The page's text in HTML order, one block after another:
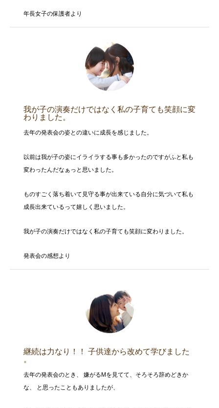
年長女子の保護者より
我が子の演奏だけではなく私の子育ても笑顔に変
わりました。
去年の発表会の姿との違いに成長を感じました。
以前は我が子の姿にイライラする事も多かったのですがふと私も
変わったんだなぁっと思いました。
ものすごく落ち着いて見守る事が出来ている自分に気づいて私も
成長出来ているって嬉しく思いました。
我が子の演奏だけではなく私の子育ても笑顔に変わりました。
発表会の感想より
継続は力なり！！ 子供達から改めて学びました
。
去年の発表会のとき、 嫌がるMを見てて、そろそろ辞めどきか
な、 と思ったこともありましたが、